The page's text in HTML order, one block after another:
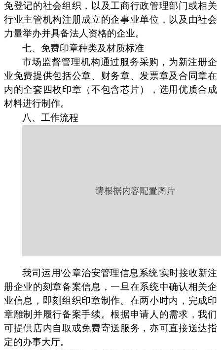
免登记的社会组织，以及工商行政管理部门或相关
行业主管机构注册成立的企事业单位，以及由社会
力量举办并具备法人资格的企业。
七、免费印章种类及材质标准
市场监督管理机构通过服务采购，为新注册企
业免费提供包括公章、财务章、发票章及合同章在
内的全套四枚印章（不包含芯片），选用优质合成
材料进行制作。
八、工作流程
我司运用'公章治安管理信息系统'实时接收新注
册企业的刻章备案信息，一旦在系统中确认相关企
业信息，即刻组织印章制作。在两小时内，完成印
章雕制并履行备案手续。根据申请人的需求，我们
可提供店内自取或免费寄送服务，亦可直接送达指
定的办事大厅。